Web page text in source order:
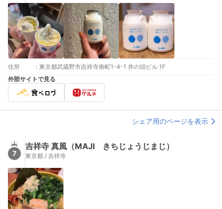
住所 : 東京都武蔵野市吉祥寺南町1-4-1 井の頭ビル 1F
外部サイトで見る
シェア用のページを表示
7
吉祥寺 真風（MAJI きちじょうじまじ）
東京都 / 吉祥寺